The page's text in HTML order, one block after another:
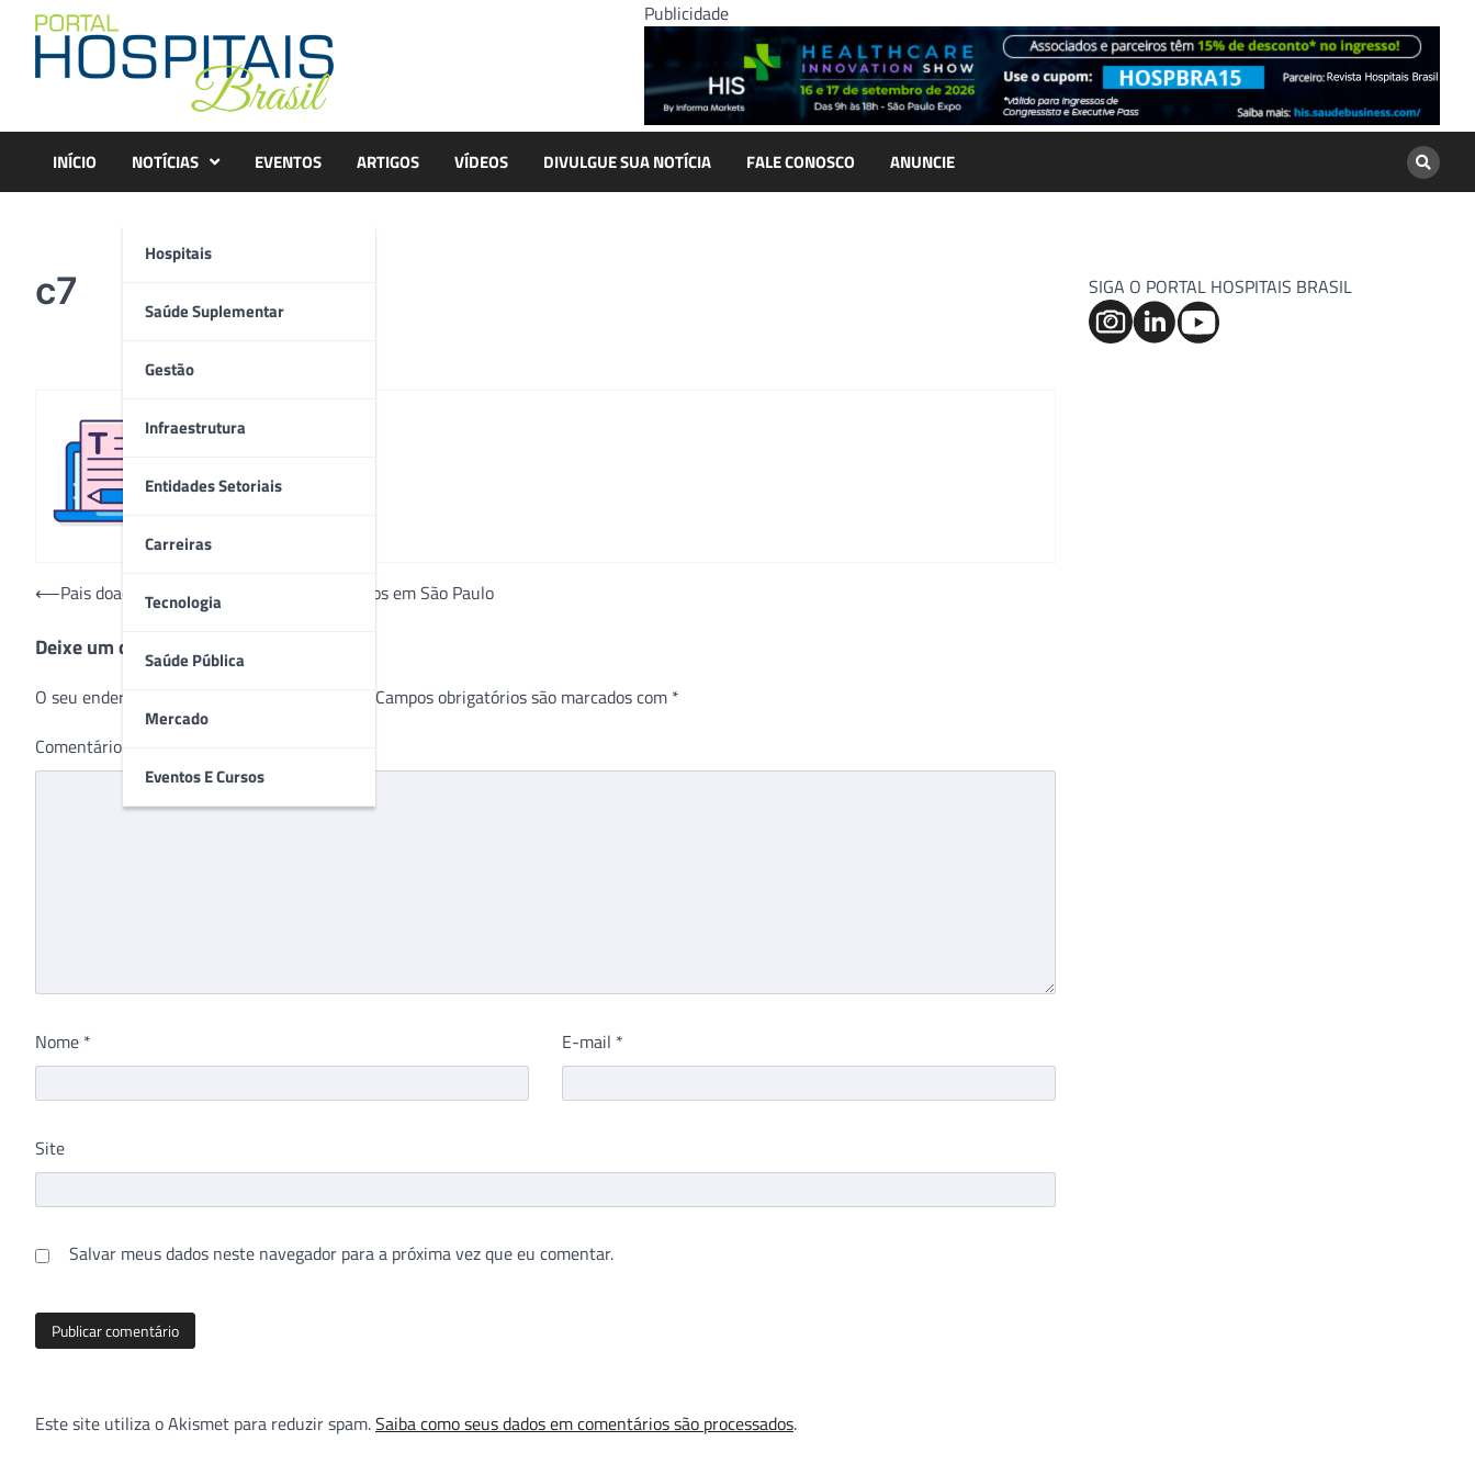
content
Publicidade
INÍCIO NOTÍCIAS
Hospitais
Saúde Suplementar
Gestão
Infraestrutura
Entidades Setoriais
Carreiras
Tecnologia
Saúde Pública
Mercado
Eventos E Cursos
EVENTOS ARTIGOS VÍDEOS DIVULGUE SUA NOTÍCIA FALE CONOSCO ANUNCIE
c7
Navegação
Post
⟵Pais doadores de sangue são homenageados em São Paulo
Deixe um comentário
O seu endereço de e-mail não será publicado. Campos obrigatórios são marcados com *
Comentário
Nome * E-mail *
Site
Salvar meus dados neste navegador para a próxima vez que eu comentar.
Este site utiliza o Akismet para reduzir spam.Saiba como seus dados em comentários são processados.
SIGA O PORTAL HOSPITAIS BRASIL